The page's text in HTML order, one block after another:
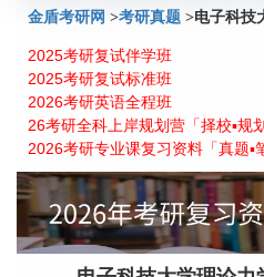
金盾考研网 >考研真题 >电子科技
2025考研复试伴学班
2025考研复试标准班
2026考研英语全程班
26考研全科上岸规划营「择校▪规划
2026考研专业课复习资料「真题▪